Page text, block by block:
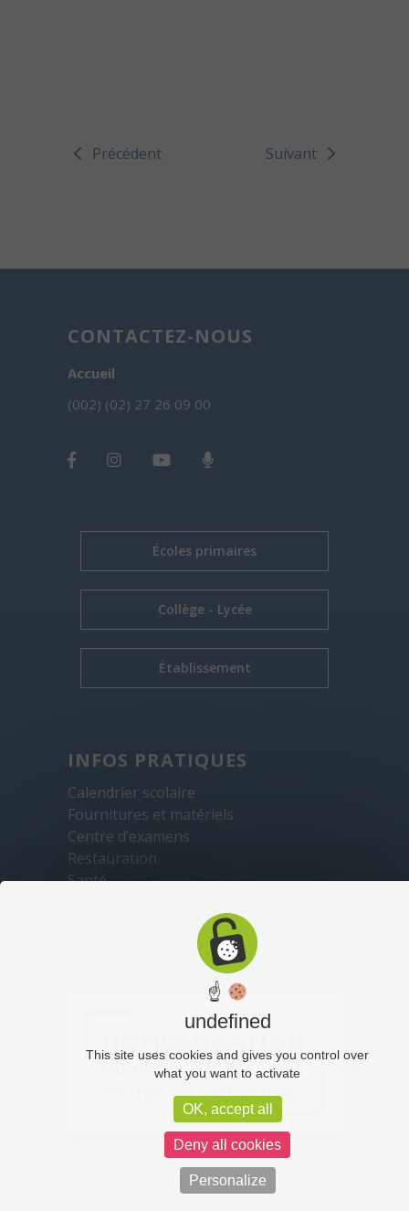
Précédent Suivant
CONTACTEZ-NOUS
Accueil
(002) (02) 27 26 09 00
Écoles primaires
Collège - Lycée
Établissement
INFOS PRATIQUES
Calendrier scolaire
Fournitures et matériels
Centre d’examens
Restauration
Santé
Mentions légales
☝
undefined
This site uses cookies and gives you control over
what you want to activate
OK, accept all
Deny all cookies
Personalize